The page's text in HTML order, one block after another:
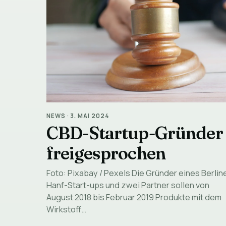
NEWS · 3. MAI 2024
CBD-Startup-Gründer
freigesprochen
Foto: Pixabay / Pexels Die Gründer eines
Hanf-Start-ups und zwei Partner sollen von
August 2018 bis Februar 2019 Produkte mit dem
Wirkstoff…